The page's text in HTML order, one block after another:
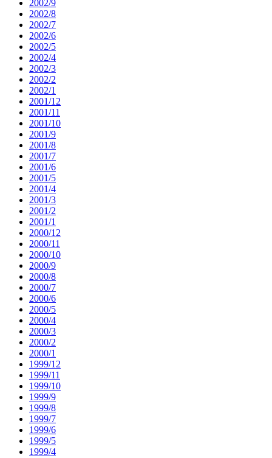
2002/9
2002/8
2002/7
2002/6
2002/5
2002/4
2002/3
2002/2
2002/1
2001/12
2001/11
2001/10
2001/9
2001/8
2001/7
2001/6
2001/5
2001/4
2001/3
2001/2
2001/1
2000/12
2000/11
2000/10
2000/9
2000/8
2000/7
2000/6
2000/5
2000/4
2000/3
2000/2
2000/1
1999/12
1999/11
1999/10
1999/9
1999/8
1999/7
1999/6
1999/5
1999/4